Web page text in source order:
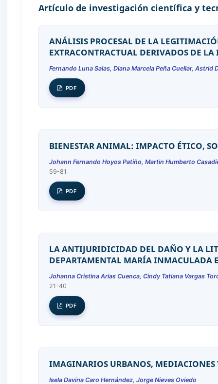
Artículo de investigación científica y
ANÁLISIS PROCESAL DE LA
EXTRACONTRACTUAL DERIVADOS DE
Fernando Luna Salas, Diana Marcela Peña Cuellar, Astrid
PDF
BIENESTAR ANIMAL: IMPACTO ÉTICO,
Johann Fernando Hoyos Patiño, Martin Humberto
59-81
PDF
LA ANTIJURIDICIDAD DEL DAÑO Y LA
DEPARTAMENTAL MARÍA INMACULADA
Johanna Cristina Arias Cuenca, Cindy Tatiana Vargas
21-40
PDF
IMAGINARIOS URBANOS, MEDIACIONES
Isela Davina Caro Hernández, Jorge Nieves Oviedo